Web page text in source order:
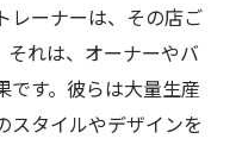
ーで日常をアップ
ップのトレーナー
レーナーは、その店ご
それは、オーナーやバ
です。彼らは大量生産
スタイルやデザインを